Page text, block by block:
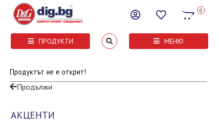
0
ПРОДУКТИ МЕНЮ
Продуктът не е открит!
Продължи
АКЦЕНТИ